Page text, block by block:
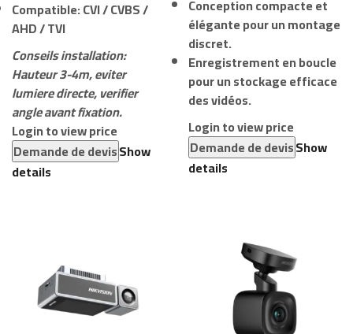
Compatible: CVI / CVBS /
AHD / TVI
Conseils installation:
Hauteur 3-4m, eviter
lumiere directe, verifier
angle avant fixation.
Login to view price
Demande de devisShow
details
Conception compacte et
élégante pour un montage
discret.
Enregistrement en boucle
pour un stockage efficace
des vidéos.
Login to view price
Demande de devisShow
details